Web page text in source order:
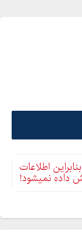
اطلاعات
داده نمیشود!